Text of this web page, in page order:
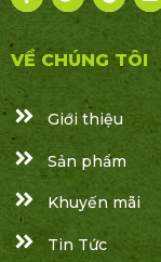
VỀ CHÚNG TÔI
Giới thiệu
Sản phẩm
Khuyến mãi
Tin Tức